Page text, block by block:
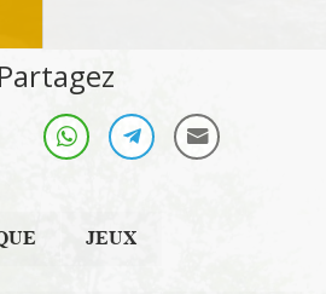
Partagez
JEUX